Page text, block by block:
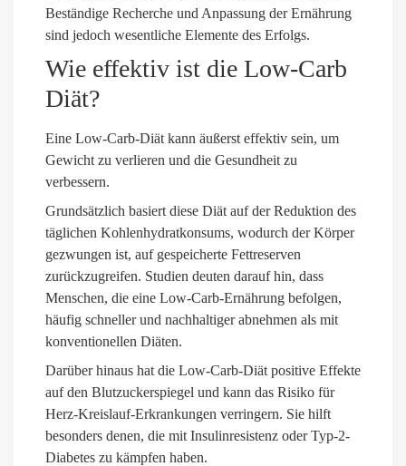
Beständige Recherche und Anpassung der Ernährung
sind jedoch wesentliche Elemente des Erfolgs.
Wie effektiv ist die Low-Carb
Diät?
Eine Low-Carb-Diät kann äußerst effektiv sein, um
Gewicht zu verlieren und die Gesundheit zu
verbessern.
Grundsätzlich basiert diese Diät auf der Reduktion des
täglichen Kohlenhydratkonsums, wodurch der Körper
gezwungen ist, auf gespeicherte Fettreserven
zurückzugreifen. Studien deuten darauf hin, dass
Menschen, die eine Low-Carb-Ernährung befolgen,
häufig schneller und nachhaltiger abnehmen als mit
konventionellen Diäten.
Darüber hinaus hat die Low-Carb-Diät positive Effekte
auf den Blutzuckerspiegel und kann das Risiko für
Herz-Kreislauf-Erkrankungen verringern. Sie hilft
besonders denen, die mit Insulinresistenz oder Typ-2-
Diabetes zu kämpfen haben.